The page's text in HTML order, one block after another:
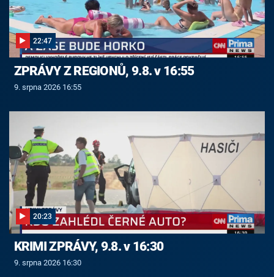
22:47
ZPRÁVY Z REGIONŮ, 9.8. v 16:55
9. srpna 2026 16:55
20:23
KRIMI ZPRÁVY, 9.8. v 16:30
9. srpna 2026 16:30